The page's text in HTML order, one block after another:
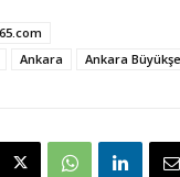
Ankara Ankara